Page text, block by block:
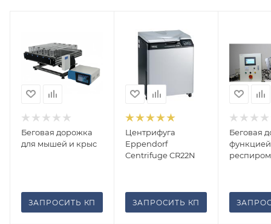
Беговая дорожка
для мышей и крыс
ЗАПРОСИТЬ КП
Центрифуга
Eppendorf
Centrifuge CR22N
ЗАПРОСИТЬ КП
Беговая
функцией